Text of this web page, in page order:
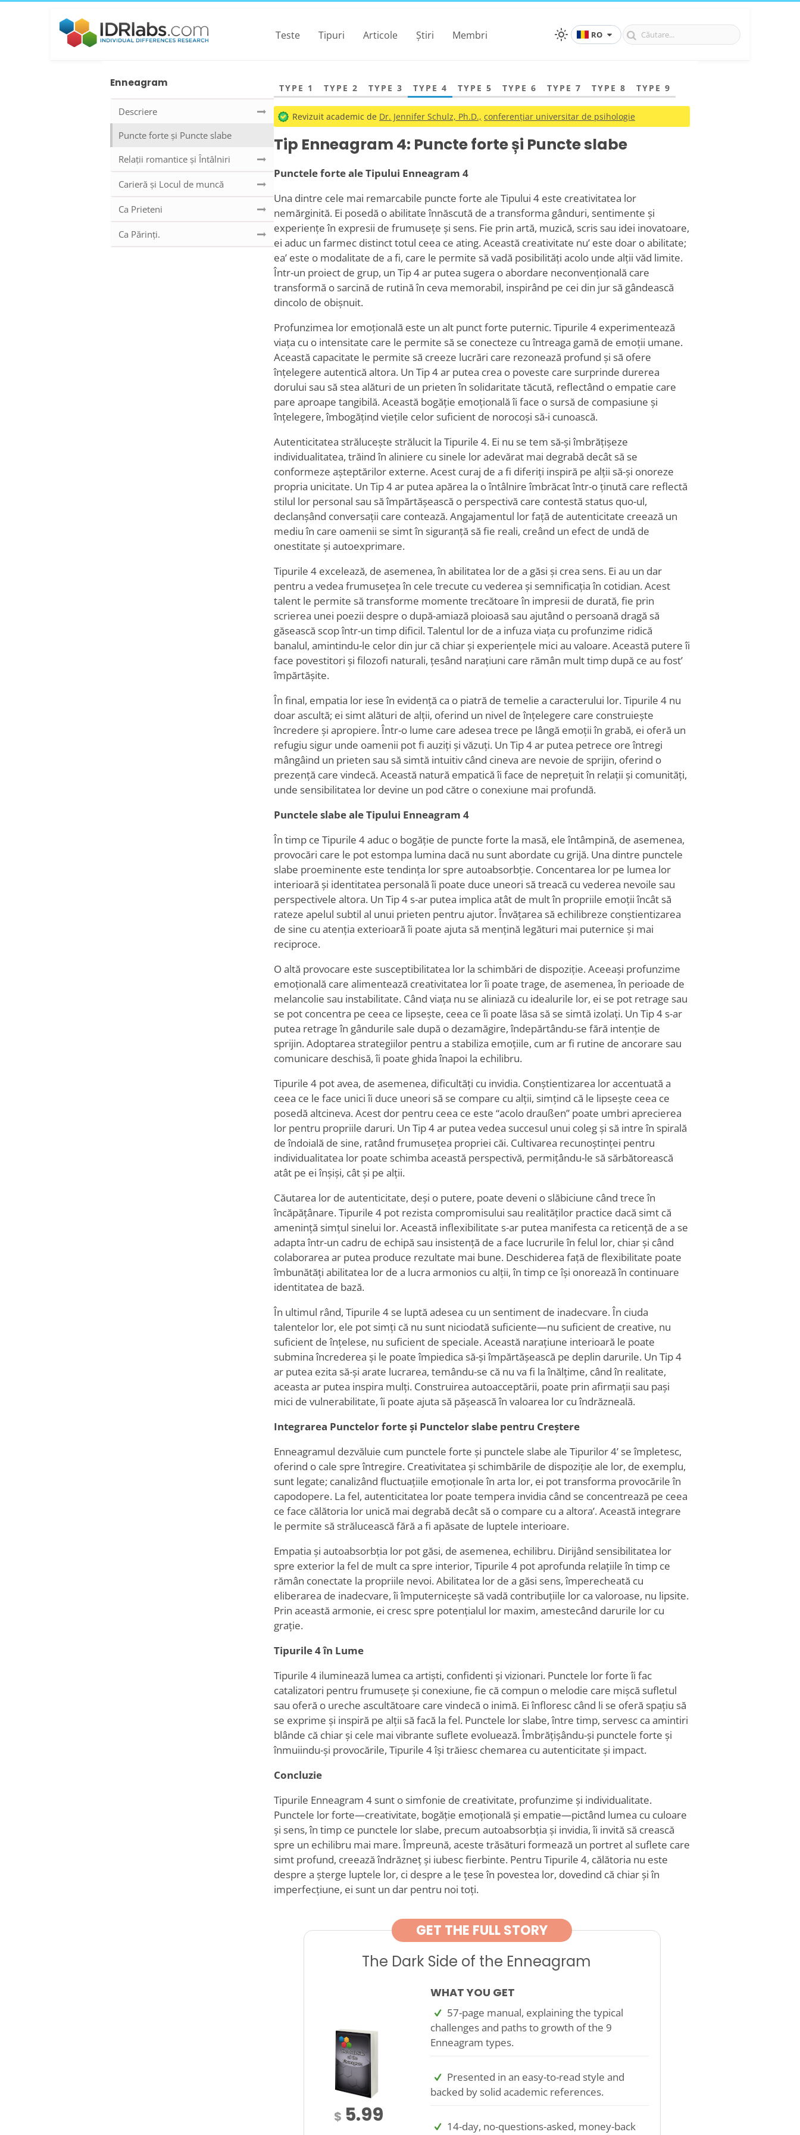
Teste Tipuri Articole Știri Membri RO
Enneagram
Descriere
Puncte forte și Puncte slabe
Relații romantice și Întâlniri
Carieră și Locul de muncă
Ca Prieteni
Ca Părinți.
TYPE 1 TYPE 2 TYPE 3 TYPE 4 TYPE 5 TYPE 6 TYPE 7 TYPE 8 TYPE 9
Revizuit academic de Dr. Jennifer Schulz, Ph.D., conferențiar universitar de psihologie
Tip Enneagram 4: Puncte forte și Puncte slabe
Punctele forte ale Tipului Enneagram 4
Una dintre cele mai remarcabile puncte forte ale Tipului 4 este creativitatea lor
nemărginită. Ei posedă o abilitate înnăscută de a transforma gânduri, sentimente și
experiențe în expresii de frumusețe și sens. Fie prin artă, muzică, scris sau idei inovatoare,
ei aduc un farmec distinct totul ceea ce ating. Această creativitate nu’ este doar o abilitate;
ea’ este o modalitate de a fi, care le permite să vadă posibilități acolo unde alții văd limite.
Într-un proiect de grup, un Tip 4 ar putea sugera o abordare neconvențională care
transformă o sarcină de rutină în ceva memorabil, inspirând pe cei din jur să gândească
dincolo de obișnuit.
Profunzimea lor emoțională este un alt punct forte puternic. Tipurile 4 experimentează
viața cu o intensitate care le permite să se conecteze cu întreaga gamă de emoții umane.
Această capacitate le permite să creeze lucrări care rezonează profund și să ofere
înțelegere autentică altora. Un Tip 4 ar putea crea o poveste care surprinde durerea
dorului sau să stea alături de un prieten în solidaritate tăcută, reflectând o empatie care
pare aproape tangibilă. Această bogăție emoțională îi face o sursă de compasiune și
înțelegere, îmbogățind viețile celor suficient de norocoși să-i cunoască.
Autenticitatea strălucește strălucit la Tipurile 4. Ei nu se tem să-și îmbrățișeze
individualitatea, trăind în aliniere cu sinele lor adevărat mai degrabă decât să se
conformeze așteptărilor externe. Acest curaj de a fi diferiți inspiră pe alții să-și onoreze
propria unicitate. Un Tip 4 ar putea apărea la o întâlnire îmbrăcat într-o ținută care reflectă
stilul lor personal sau să împărtășească o perspectivă care contestă status quo-ul,
declanșând conversații care contează. Angajamentul lor față de autenticitate creează un
mediu în care oamenii se simt în siguranță să fie reali, creând un efect de undă de
onestitate și autoexprimare.
Tipurile 4 excelează, de asemenea, în abilitatea lor de a găsi și crea sens. Ei au un dar
pentru a vedea frumusețea în cele trecute cu vederea și semnificația în cotidian. Acest
talent le permite să transforme momente trecătoare în impresii de durată, fie prin
scrierea unei poezii despre o după-amiază ploioasă sau ajutând o persoană dragă să
găsească scop într-un timp dificil. Talentul lor de a infuza viața cu profunzime ridică
banalul, amintindu-le celor din jur că chiar și experiențele mici au valoare. Această putere îi
face povestitori și filozofi naturali, țesând narațiuni care rămân mult timp după ce au fost’
împărtășite.
În final, empatia lor iese în evidență ca o piatră de temelie a caracterului lor. Tipurile 4 nu
doar ascultă; ei simt alături de alții, oferind un nivel de înțelegere care construiește
încredere și apropiere. Într-o lume care adesea trece pe lângă emoții în grabă, ei oferă un
refugiu sigur unde oamenii pot fi auziți și văzuți. Un Tip 4 ar putea petrece ore întregi
mângâind un prieten sau să simtă intuitiv când cineva are nevoie de sprijin, oferind o
prezență care vindecă. Această natură empatică îi face de neprețuit în relații și comunități,
unde sensibilitatea lor devine un pod către o conexiune mai profundă.
Punctele slabe ale Tipului Enneagram 4
În timp ce Tipurile 4 aduc o bogăție de puncte forte la masă, ele întâmpină, de asemenea,
provocări care le pot estompa lumina dacă nu sunt abordate cu grijă. Una dintre punctele
slabe proeminente este tendința lor spre autoabsorbție. Concentarea lor pe lumea lor
interioară și identitatea personală îi poate duce uneori să treacă cu vederea nevoile sau
perspectivele altora. Un Tip 4 s-ar putea implica atât de mult în propriile emoții încât să
rateze apelul subtil al unui prieten pentru ajutor. Învățarea să echilibreze conștientizarea
de sine cu atenția exterioară îi poate ajuta să mențină legături mai puternice și mai
reciproce.
O altă provocare este susceptibilitatea lor la schimbări de dispoziție. Aceeași profunzime
emoțională care alimentează creativitatea lor îi poate trage, de asemenea, în perioade de
melancolie sau instabilitate. Când viața nu se aliniază cu idealurile lor, ei se pot retrage sau
se pot concentra pe ceea ce lipsește, ceea ce îi poate lăsa să se simtă izolați. Un Tip 4 s-ar
putea retrage în gândurile sale după o dezamăgire, îndepărtându-se fără intenție de
sprijin. Adoptarea strategiilor pentru a stabiliza emoțiile, cum ar fi rutine de ancorare sau
comunicare deschisă, îi poate ghida înapoi la echilibru.
Tipurile 4 pot avea, de asemenea, dificultăți cu invidia. Conștientizarea lor accentuată a
ceea ce le face unici îi duce uneori să se compare cu alții, simțind că le lipsește ceea ce
posedă altcineva. Acest dor pentru ceea ce este “acolo draußen” poate umbri aprecierea
lor pentru propriile daruri. Un Tip 4 ar putea vedea succesul unui coleg și să intre în spirală
de îndoială de sine, ratând frumusețea propriei căi. Cultivarea recunoștinței pentru
individualitatea lor poate schimba această perspectivă, permițându-le să sărbătorească
atât pe ei înșiși, cât și pe alții.
Căutarea lor de autenticitate, deși o putere, poate deveni o slăbiciune când trece în
încăpățânare. Tipurile 4 pot rezista compromisului sau realităților practice dacă simt că
amenință simțul sinelui lor. Această inflexibilitate s-ar putea manifesta ca reticență de a se
adapta într-un cadru de echipă sau insistență de a face lucrurile în felul lor, chiar și când
colaborarea ar putea produce rezultate mai bune. Deschiderea față de flexibilitate poate
îmbunătăți abilitatea lor de a lucra armonios cu alții, în timp ce își onorează în continuare
identitatea de bază.
În ultimul rând, Tipurile 4 se luptă adesea cu un sentiment de inadecvare. În ciuda
talentelor lor, ele pot simți că nu sunt niciodată suficiente—nu suficient de creative, nu
suficient de înțelese, nu suficient de speciale. Această narațiune interioară le poate
submina încrederea și le poate împiedica să-și împărtășească pe deplin darurile. Un Tip 4
ar putea ezita să-și arate lucrarea, temându-se că nu va fi la înălțime, când în realitate,
aceasta ar putea inspira mulți. Construirea autoacceptării, poate prin afirmații sau pași
mici de vulnerabilitate, îi poate ajuta să pășească în valoarea lor cu îndrăzneală.
Integrarea Punctelor forte și Punctelor slabe pentru Creștere
Enneagramul dezvăluie cum punctele forte și punctele slabe ale Tipurilor 4’ se împletesc,
oferind o cale spre întregire. Creativitatea și schimbările de dispoziție ale lor, de exemplu,
sunt legate; canalizând fluctuațiile emoționale în arta lor, ei pot transforma provocările în
capodopere. La fel, autenticitatea lor poate tempera invidia când se concentrează pe ceea
ce face călătoria lor unică mai degrabă decât să o compare cu a altora’. Această integrare
le permite să strălucească fără a fi apăsate de luptele interioare.
Empatia și autoabsorbția lor pot găsi, de asemenea, echilibru. Dirijând sensibilitatea lor
spre exterior la fel de mult ca spre interior, Tipurile 4 pot aprofunda relațiile în timp ce
rămân conectate la propriile nevoi. Abilitatea lor de a găsi sens, împerecheată cu
eliberarea de inadecvare, îi împuternicește să vadă contribuțiile lor ca valoroase, nu lipsite.
Prin această armonie, ei cresc spre potențialul lor maxim, amestecând darurile lor cu
grație.
Tipurile 4 în Lume
Tipurile 4 iluminează lumea ca artiști, confidenti și vizionari. Punctele lor forte îi fac
catalizatori pentru frumusețe și conexiune, fie că compun o melodie care mișcă sufletul
sau oferă o ureche ascultătoare care vindecă o inimă. Ei înfloresc când li se oferă spațiu să
se exprime și inspiră pe alții să facă la fel. Punctele lor slabe, între timp, servesc ca amintiri
blânde că chiar și cele mai vibrante suflete evoluează. Îmbrățișându-și punctele forte și
înmuiindu-și provocările, Tipurile 4 își trăiesc chemarea cu autenticitate și impact.
Concluzie
Tipurile Enneagram 4 sunt o simfonie de creativitate, profunzime și individualitate.
Punctele lor forte—creativitate, bogăție emoțională și empatie—pictând lumea cu culoare
și sens, în timp ce punctele lor slabe, precum autoabsorbția și invidia, îi invită să crească
spre un echilibru mai mare. Împreună, aceste trăsături formează un portret al suflete care
simt profund, creează îndrăzneț și iubesc fierbinte. Pentru Tipurile 4, călătoria nu este
despre a șterge luptele lor, ci despre a le țese în povestea lor, dovedind că chiar și în
imperfecțiune, ei sunt un dar pentru noi toți.
GET THE FULL STORY
The Dark Side of the Enneagram
$ 5.99
WHAT YOU GET
57-page manual, explaining the typical
challenges and paths to growth of the 9
Enneagram types.
Presented in an easy-to-read style and
backed by solid academic references.
14-day, no-questions-asked, money-back